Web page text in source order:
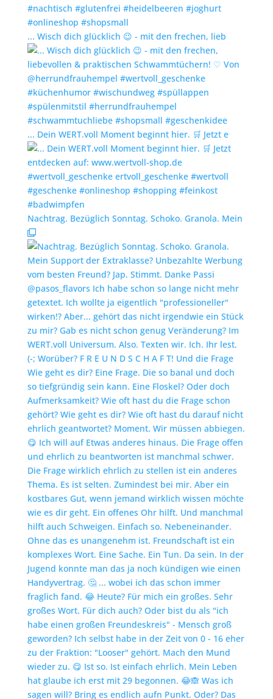
... Wisch dich glücklich 😉 - mit den frechen, lieb
... Dein WERT.voll Moment beginnt hier. 🛒 Jetzt e
Nachtrag. Bezüglich Sonntag. Schoko. Granola. Mein